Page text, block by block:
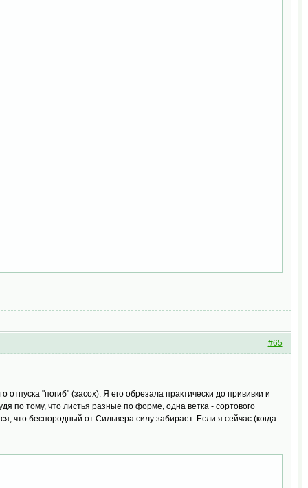
#65
"погиб" (засох). Я его обрезала практически до прививки и
по тому, что листья разные по форме, одна ветка - сортового
что беспородный от Сильвера силу забирает. Если я сейчас (когда